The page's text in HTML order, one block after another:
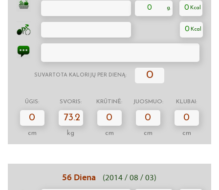
0 0
0
SUVARTOTA KALORIJŲ PER DIENĄ: 0
ŪGIS: SVORIS: KRŪTINĖ: JUOSMUO: KLUBAI:
0
cm
73.2
kg
0
cm
0
cm
0
cm
56 Diena (2014 / 08 / 03)